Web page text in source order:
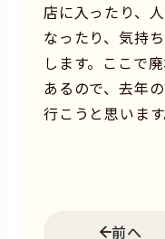
店に入ったり、
なったり、気持
します。ここで
あるので、去年
行こうと思います
前へ